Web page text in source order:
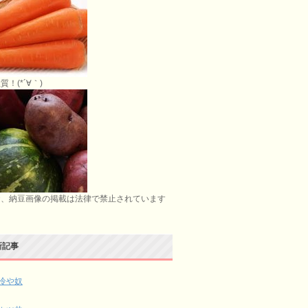
！(*´∀｀)
納豆画像の掲載は法律で禁止されています
記事
や奴